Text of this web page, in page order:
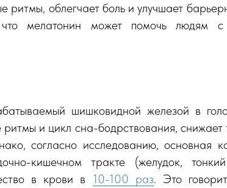
ритмы, облегчает боль и улучшает
что мелатонин может помочь людям
шишковидной железой в
и цикл сна-бодрствования, снижает
согласно исследованию, основная
кишечном тракте (желудок,
в крови в 10-100 раз. Это